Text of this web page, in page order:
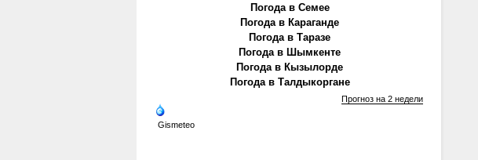
Погода в Семее
Погода в Караганде
Погода в Таразе
Погода в Шымкенте
Погода в Кызылорде
Погода в Талдыкоргане
Gismeteo
Прогноз на 2 недели